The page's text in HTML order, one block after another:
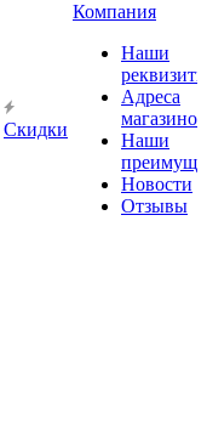
Скидки
Компания
Наши
Адреса
магазинов
Наши
Новости
Отзывы